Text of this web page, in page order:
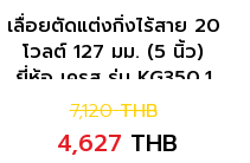
เลื่อยตัดแต่งกิ่งไร้สาย 20
โวลต์ 127 มม. (5 นิ้ว)
ยี่ห้อ เครส รุ่น KG350.1
7,120 THB
4,627 THB